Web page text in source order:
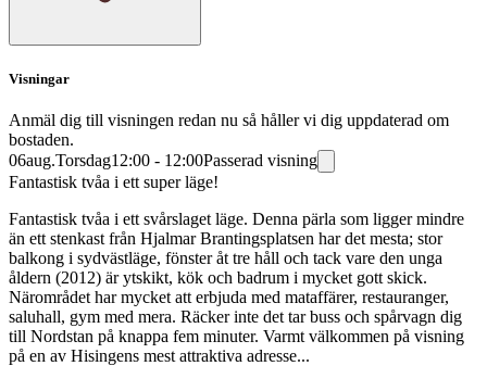
Visningar
Anmäl dig till visningen redan nu så håller vi dig uppdaterad om
bostaden.
06aug.Torsdag12:00 - 12:00Passerad visning
Fantastisk tvåa i ett super läge!
Fantastisk tvåa i ett svårslaget läge. Denna pärla som ligger mindre
än ett stenkast från Hjalmar Brantingsplatsen har det mesta; stor
balkong i sydvästläge, fönster åt tre håll och tack vare den unga
åldern (2012) är ytskikt, kök och badrum i mycket gott skick.
Närområdet har mycket att erbjuda med mataffärer, restauranger,
saluhall, gym med mera. Räcker inte det tar buss och spårvagn dig
till Nordstan på knappa fem minuter. Varmt välkommen på visning
på en av Hisingens mest attraktiva adresse...